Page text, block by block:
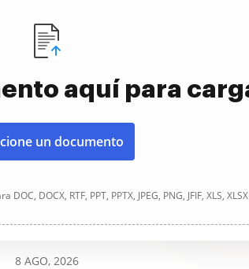
aquí para
un documento
DOCX, RTF, PPT, PPTX, JPEG, PNG, JFIF, XLS,
8 AGO, 2026